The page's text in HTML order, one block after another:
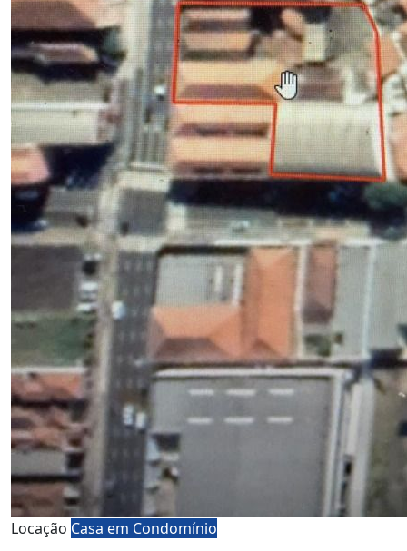
Locação Casa em Condomínio